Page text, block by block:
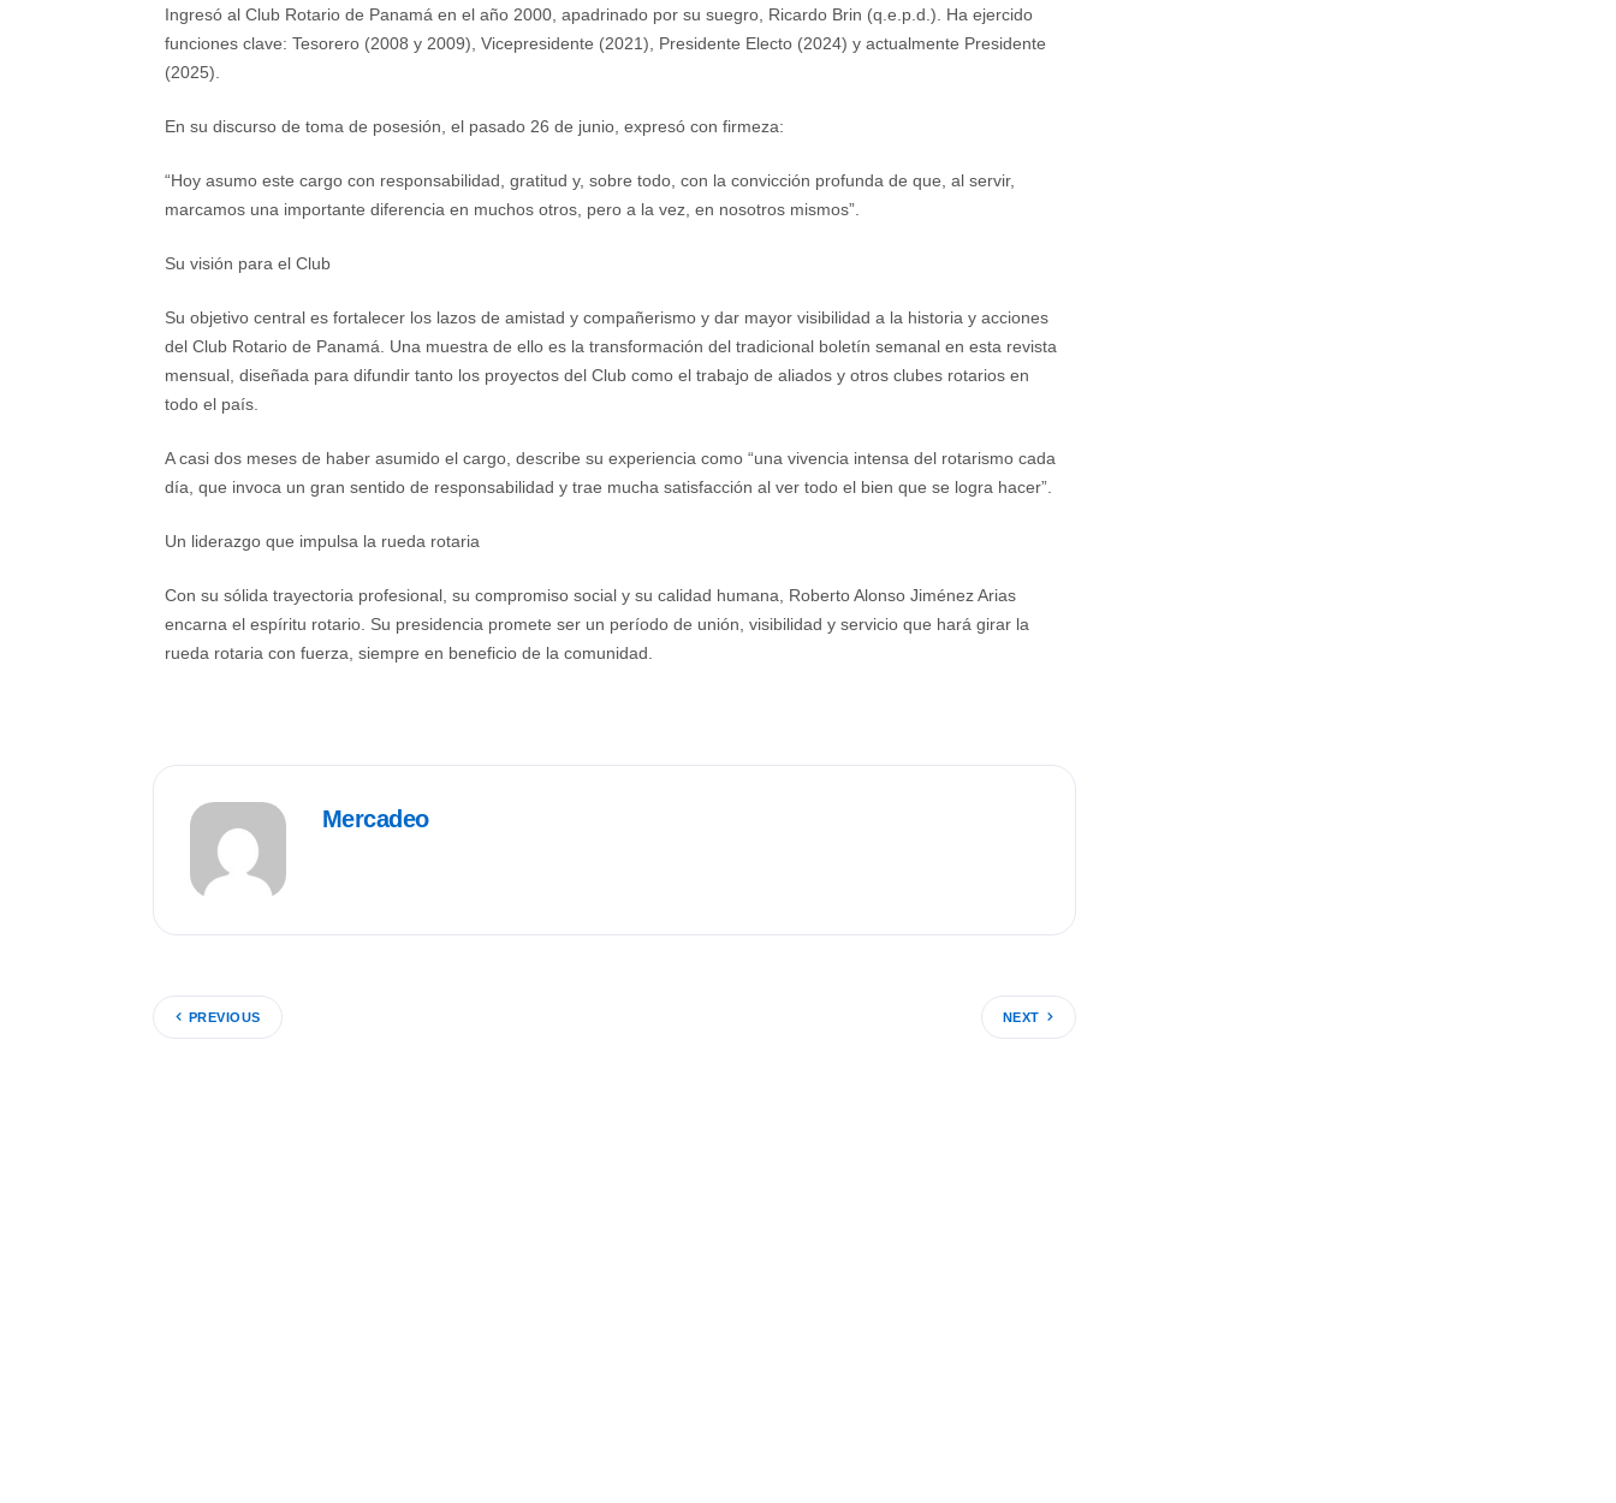
Ingresó al Club Rotario de Panamá en el año 2000, apadrinado por su suegro, Ricardo Brin (q.e.p.d.). Ha ejercido
funciones clave: Tesorero (2008 y 2009), Vicepresidente (2021), Presidente Electo (2024) y actualmente Presidente
(2025).
En su discurso de toma de posesión, el pasado 26 de junio, expresó con firmeza:
“Hoy asumo este cargo con responsabilidad, gratitud y, sobre todo, con la convicción profunda de que, al servir,
marcamos una importante diferencia en muchos otros, pero a la vez, en nosotros mismos”.
Su visión para el Club
Su objetivo central es fortalecer los lazos de amistad y compañerismo y dar mayor visibilidad a la historia y acciones
del Club Rotario de Panamá . Una muestra de ello es la transformación del tradicional boletín semanal en esta revista
mensual, diseñada para difundir tanto los proyectos del Club como el trabajo de aliados y otros clubes rotarios en
todo el país.
A casi dos meses de haber asumido el cargo, describe su experiencia como “una vivencia intensa del rotarismo cada
día, que invoca un gran sentido de responsabilidad y trae mucha satisfacción al ver todo el bien que se logra hacer”.
Un liderazgo que impulsa la rueda rotaria
Con su sólida trayectoria profesional, su compromiso social y su calidad humana, Roberto Alonso Jiménez Arias
encarna el espíritu rotario. Su presidencia promete ser un período de unión, visibilidad y servicio que hará girar la
rueda rotaria con fuerza, siempre en beneficio de la comunidad.
Mercadeo
PREVIOUS NEXT